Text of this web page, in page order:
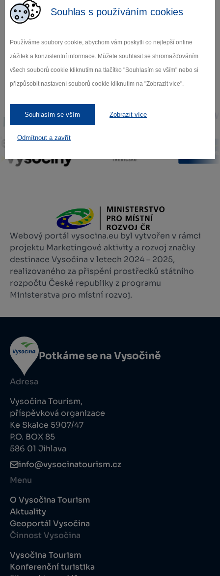
Souhlas s používáním cookies
Používáme soubory cookie, abychom vám poskytli co nejlepší online
zážitek a konzistentní informace. Můžete souhlasit se shromažďováním
všech souborů cookie kliknutím na tlačítko "Souhlasím se vším" nebo si
přizpůsobit nastavení souborů cookie kliknutím na "Zobrazit více".
Souhlasím se vším Zobrazit více
Odmítnout a zavřít
Odebírat
Naši partneři
Webový portál vysocina.eu byl vytvořen v rámci
projektu Marketingové aktivity a rozvoj značky
destinace Vysočina v letech 2024 – 2025,
realizovaného za přispění prostředků státního
rozpočtu České republiky z programu
Ministerstva pro místní rozvoj.
Potkáme se na Vysočině
Adresa
Vysočina Tourism,
příspěvková organizace
Ke Skalce 5907/47
P.O. BOX 85
586 01 Jihlava
info@vysocinatourism.cz
Menu
O Vysočina Tourism
Aktuality
Geoportál Vysočina
Činnost Vysočina
Vysočina Tourism
Konferenční turistika